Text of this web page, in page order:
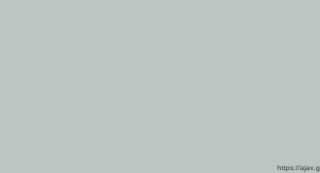
https://